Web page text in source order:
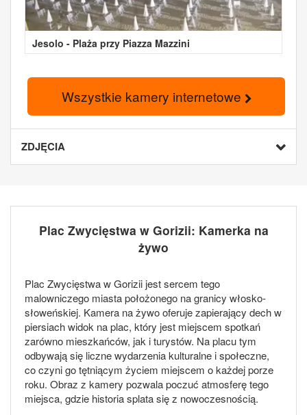
Jesolo - Plaża przy Piazza Mazzini
Wszystkie kamery internetowe
ZDJĘCIA
Plac Zwycięstwa w Gorizii: Kamerka na
żywo
Plac Zwycięstwa w Gorizii jest sercem tego
malowniczego miasta położonego na granicy włosko-
słoweńskiej. Kamera na żywo oferuje zapierający dech w
piersiach widok na plac, który jest miejscem spotkań
zarówno mieszkańców, jak i turystów. Na placu tym
odbywają się liczne wydarzenia kulturalne i społeczne,
co czyni go tętniącym życiem miejscem o każdej porze
roku. Obraz z kamery pozwala poczuć atmosferę tego
miejsca, gdzie historia splata się z nowoczesnością.